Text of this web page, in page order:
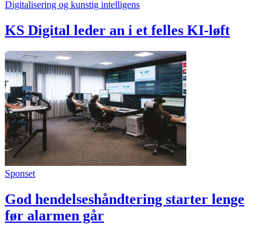
Digitalisering og kunstig intelligens
KS Digital leder an i et felles KI-løft
Sponset
God hendelseshåndtering starter lenge
før alarmen går